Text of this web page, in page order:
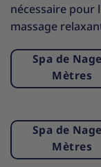
nécessaire pour
massage
Spa de
Mètres
Spa de
Mètres